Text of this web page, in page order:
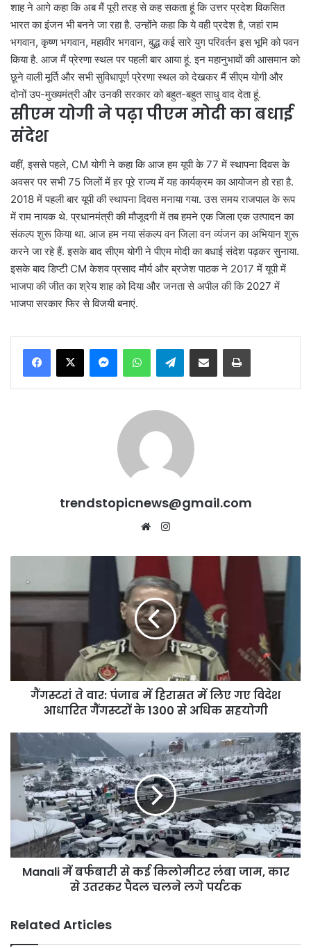
शाह ने आगे कहा कि अब मैं पूरी तरह से कह सकता हूं कि उत्तर प्रदेश विकसित
भारत का इंजन भी बनने जा रहा है. उन्होंने कहा कि ये वही प्रदेश है, जहां राम
भगवान, कृष्ण भगवान, महावीर भगवान, बुद्ध कई सारे युग परिवर्तन इस भूमि को पवन
किया है. आज मैं प्रेरणा स्थल पर पहली बार आया हूं. इन महानुभावों की आसमान को
छूने वाली मूर्ति और सभी सुविधापूर्ण प्रेरणा स्थल को देखकर मैं सीएम योगी और
दोनों उप-मुख्यमंत्री और उनकी सरकार को बहुत-बहुत साधु वाद देता हूं.
सीएम योगी ने पढ़ा पीएम मोदी का बधाई
संदेश
वहीं, इससे पहले, CM योगी ने कहा कि आज हम यूपी के 77 में स्थापना दिवस के
अवसर पर सभी 75 जिलों में हर पूरे राज्य में यह कार्यक्रम का आयोजन हो रहा है.
2018 में पहली बार यूपी की स्थापना दिवस मनाया गया. उस समय राजपाल के रूप
में राम नायक थे. प्रधानमंत्री की मौजूदगी में तब हमने एक जिला एक उत्पादन का
संकल्प शुरू किया था. आज हम नया संकल्प वन जिला वन व्यंजन का अभियान शुरू
करने जा रहे हैं. इसके बाद सीएम योगी ने पीएम मोदी का बधाई संदेश पढ़कर सुनाया.
इसके बाद डिप्टी CM केशव प्रसाद मौर्य और ब्रजेश पाठक ने 2017 में यूपी में
भाजपा की जीत का श्रेय शाह को दिया और जनता से अपील की कि 2027 में
भाजपा सरकार फिर से विजयी बनाएं.
MessengerWhatsAppTelegramShare via Email Print
trendstopicnews@gmail.com
Website
वार:
में
गए
1300
से
अधिक
सहयोगी
गैंगस्टरां ते वार: पंजाब में हिरासत में लिए गए विदेश
आधारित गैंगस्टरों के 1300 से अधिक सहयोगी
Manali
बर्फबारी
कई
किलोमीटर
जाम,
कार
लगे
पर्यटक
Manali में बर्फबारी से कई किलोमीटर लंबा जाम, कार
से उतरकर पैदल चलने लगे पर्यटक
Related Articles